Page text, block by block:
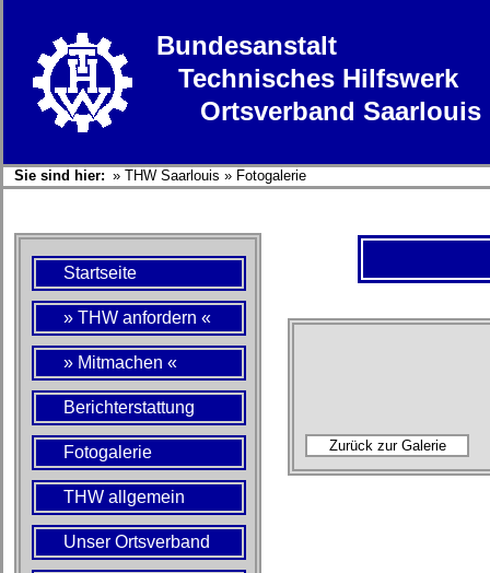
Bundesanstalt
Technisches Hilfswerk
Ortsverband Saarlouis
Sie sind hier: » THW Saarlouis » Fotogalerie
Startseite
» THW anfordern «
» Mitmachen «
Berichterstattung
Fotogalerie
THW allgemein
Unser Ortsverband